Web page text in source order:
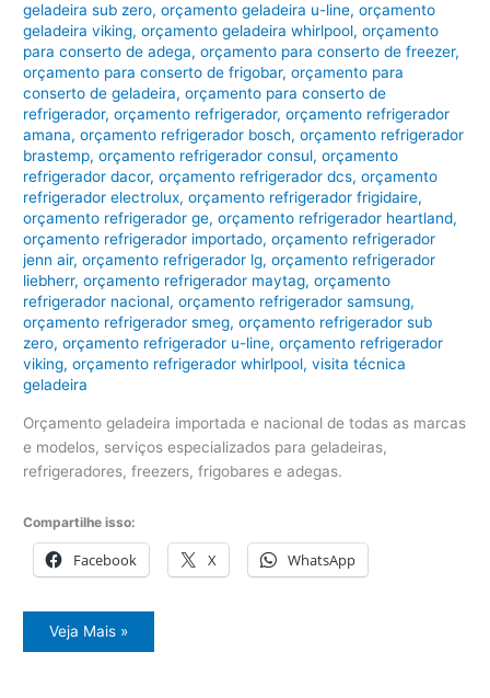
geladeira sub zero,orçamento geladeira u-line,orçamento
geladeira viking,orçamento geladeira whirlpool,orçamento
para conserto de adega,orçamento para conserto de freezer,
orçamento para conserto de frigobar,orçamento para
conserto de geladeira,orçamento para conserto de
refrigerador,orçamento refrigerador,orçamento refrigerador
amana,orçamento refrigerador bosch,orçamento refrigerador
brastemp,orçamento refrigerador consul,orçamento
refrigerador dacor,orçamento refrigerador dcs,orçamento
refrigerador electrolux,orçamento refrigerador frigidaire,
orçamento refrigerador ge,orçamento refrigerador heartland,
orçamento refrigerador importado,orçamento refrigerador
jenn air,orçamento refrigerador lg,orçamento refrigerador
liebherr,orçamento refrigerador maytag,orçamento
refrigerador nacional,orçamento refrigerador samsung,
orçamento refrigerador smeg,orçamento refrigerador sub
zero,orçamento refrigerador u-line,orçamento refrigerador
viking,orçamento refrigerador whirlpool,visita técnica
geladeira
Orçamento geladeira importada e nacional de todas as marcas
e modelos, serviços especializados para geladeiras,
refrigeradores, freezers, frigobares e adegas.
Compartilhe isso:
Facebook X WhatsApp
Orçamento
geladeira
Veja Mais »